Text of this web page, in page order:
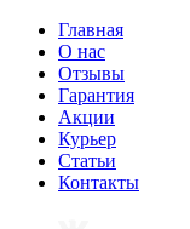
Главная
О нас
Отзывы
Гарантия
Акции
Курьер
Статьи
Контакты